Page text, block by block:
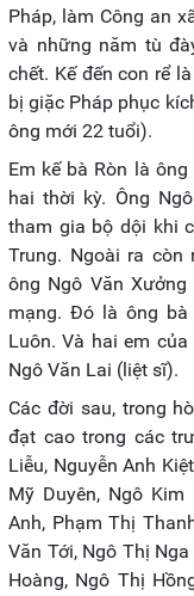
Pháp, làm Công an
và những năm tù
chết. Kế đến con rể
bị giặc Pháp phục
ông mới 22 tuổi).
Em kế bà Ròn là
hai thời kỳ. Ông
tham gia bộ dội khi
Trung. Ngoài ra
ông Ngô Văn
mạng. Đó là ông bà
Luôn. Và hai em
Ngô Văn Lai (liệt sĩ).
Các đời sau, trong
đạt cao trong các
Liễu, Nguyễn Anh
Mỹ Duyên, Ngô
Anh, Phạm Thị
Văn Tới, Ngô Thị
Hoàng, Ngô Thị